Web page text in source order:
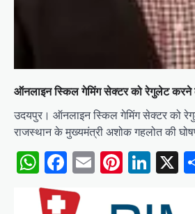
ऑनलाइन स्किल गेमिंग सेक्टर को रेगुलेट करने
उदयपुर। ऑनलाइन स्किल गेमिंग सेक्टर को
राजस्थान के मुख्यमंत्री अशोक गहलोत की
WhatsApp
Facebook
Email X